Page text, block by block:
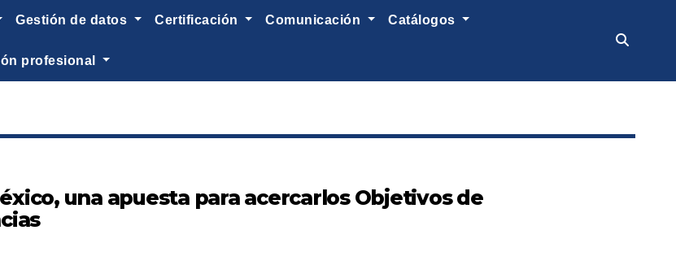
gestión de datos certificación comunicación catálogos
profesional
una apuesta para acercarlos Objetivos de